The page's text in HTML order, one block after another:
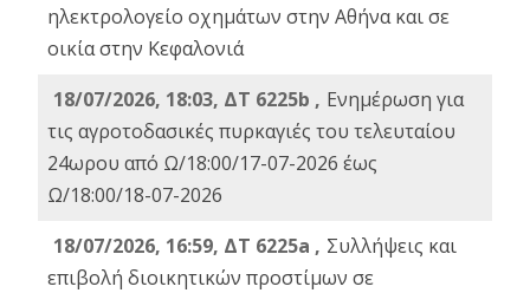
ηλεκτρολογείο οχημάτων στην Αθήνα και σε
οικία στην Κεφαλονιά
18/07/2026, 18:03, ΔΤ 6225b , Ενημέρωση για
τις αγροτοδασικές πυρκαγιές του τελευταίου
24ωρου από Ω/18:00/17-07-2026 έως
Ω/18:00/18-07-2026
18/07/2026, 16:59, ΔT 6225a , Συλλήψεις και
επιβολή διοικητικών προστίμων σε